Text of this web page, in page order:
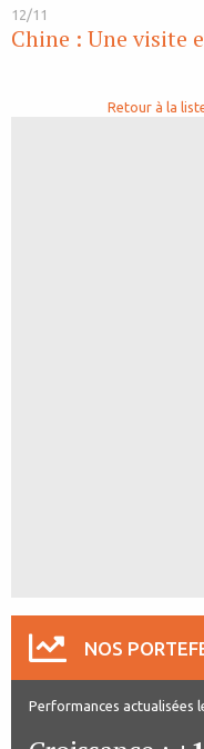
12/11
Chine : Une visite
Retour à la
NOS
Performances actualisées